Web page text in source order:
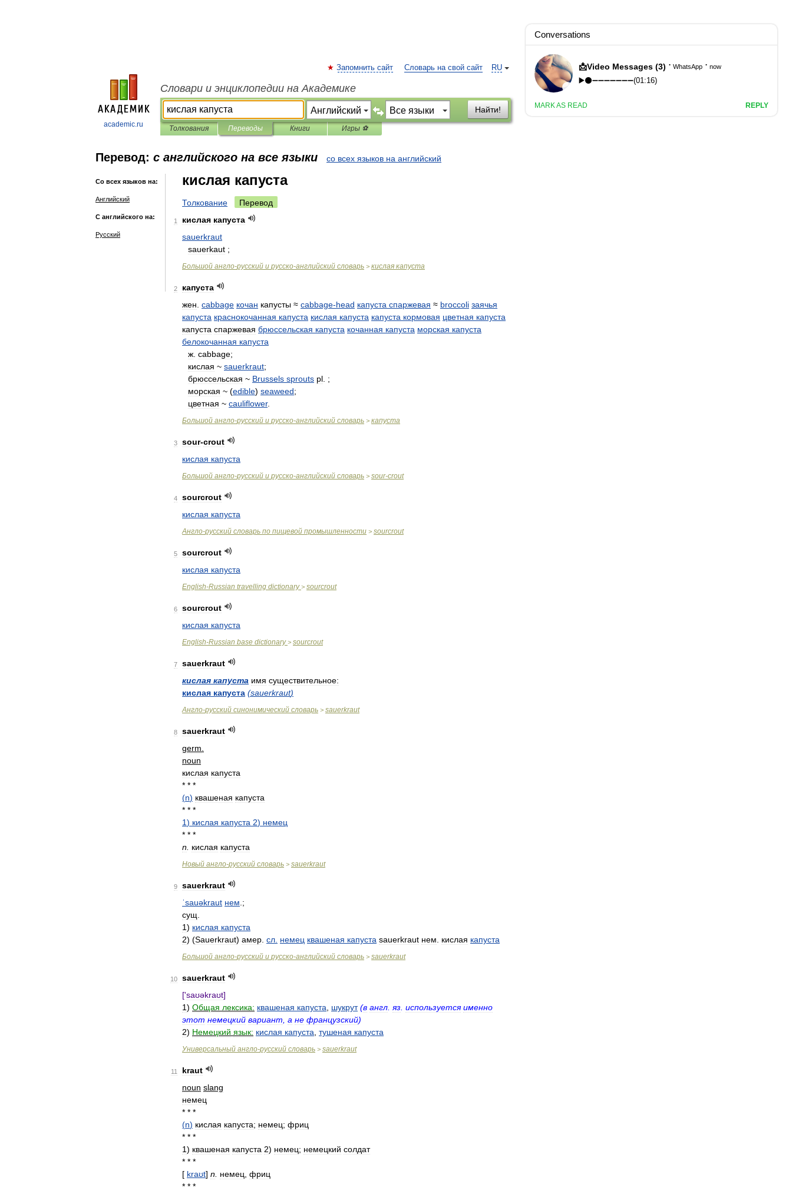
academic.ru
RU
Запомнить сайт Словарь на свой сайт
Словари и энциклопедии на Академике
Найти!
Толкования Переводы Книги Игры ⚽
Перевод: с английского на все языки со всех языков на английский
Со всех языков на:
Английский
С английского на:
Русский
кислая капуста
Толкование Перевод
1 кислая капуста
sauerkraut
sauerkaut ;
Большой англо-русский и русско-английский словарь > кислая капуста
2
капуста
жен cabbage кочан капусты ≈ cabbage-head капуста спаржевая ≈ broccoli заячья
капуста краснокочанная капуста кислая капуста капуста кормовая цветная капуста
капуста спаржевая брюссельская капуста кочанная капуста морская капуста
белокочанная капуста
ж cabbage;
кислая ~ sauerkraut;
брюссельская ~ Brussels sprouts pl . ;
морская ~ (edible) seaweed;
цветная ~ cauliflower.
Большой англо-русский и русско-английский словарь > капуста
3 sour-crout
кислая капуста
Большой англо-русский и русско-английский словарь > sour-crout
4
sourcrout
кислая капуста
Англо-русский словарь по пищевой промышленности > sourcrout
5
sourcrout
кислая капуста
English-Russian travelling dictionary > sourcrout
6
sourcrout
кислая капуста
English-Russian base dictionary > sourcrout
7
sauerkraut
кислая капуста имя существительное:
кислая капуста (sauerkraut)
Англо-русский синонимический словарь > sauerkraut
8
sauerkraut
germ
noun
кислая капуста
* * *
(n) квашеная капуста
* * *
1) кислая капуста 2) немец
* * *
n кислая капуста
Новый англо-русский словарь > sauerkraut
9
sauerkraut
ˈsauəkraut нем .;
сущ
1) кислая капуста
2) (Sauerkraut) амер сл немец квашеная капуста sauerkraut нем кислая капуста
Большой англо-русский и русско-английский словарь > sauerkraut
10
sauerkraut
['saʊəkraʊt]
1) Общая лексика: квашеная капуста шукрут (в англ яз используется именно
этот немецкий вариант а не французский)
2) Немецкий язык: кислая капуста тушеная капуста
Универсальный англо-русский словарь > sauerkraut
11
kraut
noun slang
немец
* * *
(n) кислая капуста; немец; фриц
* * *
1) квашеная капуста 2) немец; немецкий солдат
* * *
[ kraʊt] n немец фриц
* * *